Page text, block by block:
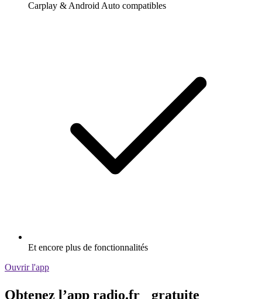
Carplay & Android Auto compatibles
Et encore plus de fonctionnalités
Ouvrir l'app
Obtenez l’app radio.fr gratuite